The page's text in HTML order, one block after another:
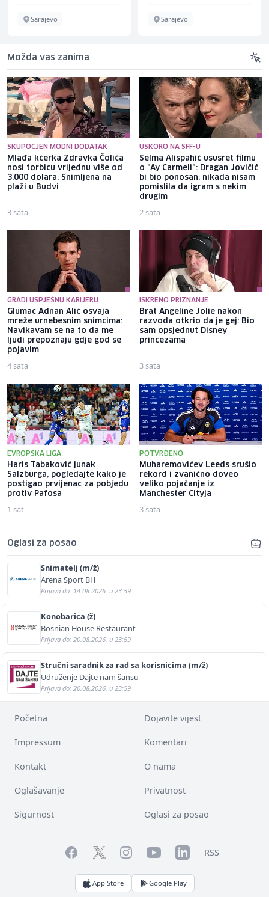
Sarajevo Sarajevo
Možda vas zanima
SKUPOCJEN MODNI DODATAK
Mlađa kćerka Zdravka Čolića
nosi torbicu vrijednu više od
3.000 dolara: Snimljena na
plaži u Budvi
3 sata
USKORO NA SFF-U
Selma Alispahić ususret filmu
o "Ay Carmeli": Dragan Jovičić
bi bio ponosan; nikada nisam
pomislila da igram s nekim
drugim
2 sata
GRADI USPJEŠNU KARIJERU
Glumac Adnan Alić osvaja
mreže urnebesnim snimcima:
Navikavam se na to da me
ljudi prepoznaju gdje god se
pojavim
4 sata
ISKRENO PRIZNANJE
Brat Angeline Jolie nakon
razvoda otkrio da je gej: Bio
sam opsjednut Disney
princezama
3 sata
EVROPSKA LIGA
Haris Tabaković junak
Salzburga, pogledajte kako je
postigao prvijenac za pobjedu
protiv Pafosa
1 sat
POTVRĐENO
Muharemovićev Leeds srušio
rekord i zvanično doveo
veliko pojačanje iz
Manchester Cityja
3 sata
Oglasi za posao
Snimatelj (m/ž)
Arena Sport BH
Prijava do: 14.08.2026. u 23:59
Konobarica (ž)
Bosnian House Restaurant
Prijava do: 20.08.2026. u 23:59
Stručni saradnik za rad sa korisnicima (m/ž)
Udruženje Dajte nam šansu
Prijava do: 20.08.2026. u 23:59
Početna Dojavite vijest
Impressum Komentari
Kontakt O nama
Oglašavanje Privatnost
Sigurnost Oglasi za posao
FacebookTwitterInstagramYouTubeLinkedInRSS
App Store Google Play